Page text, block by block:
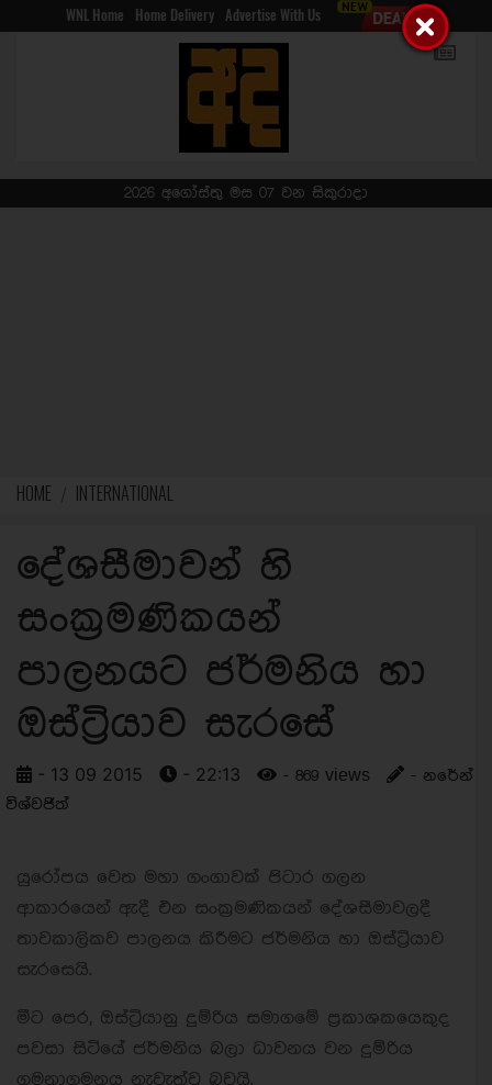
WNL Home Home Delivery Advertise With Us
2026 අගෝස්තු මස 07 වන සිකුරාදා
HOME INTERNATIONAL
දේශසීමාවන් හි
සංක්‍රමණිකයන්
පාලනයට ජර්මනිය හා
ඔස්ට්‍රියාව සැරසේ
- 13 09 2015 - 22:13 - 869 views
- නරේන්
විශ්වජිත්
යුරෝපය වෙත මහා ගංගාවක් පිටාර ගලන
ආකාරයෙන් ඇදී එන සංක්‍රමණිකයන් දේශසීමාවලදී
තාවකාලිකව පාලනය කිරීමට ජර්මනිය හා ඔස්ට්‍රියාව
සැරසෙයි.
මීට පෙර, ඔස්ට්‍රියානු දුම්රිය සමාගමේ ප්‍රකාශකයෙකුද
පවසා සිටියේ ජර්මනිය බලා ධාවනය වන දුම්රිය
ගමනාගමනය නැවැත්වූ බවයි.